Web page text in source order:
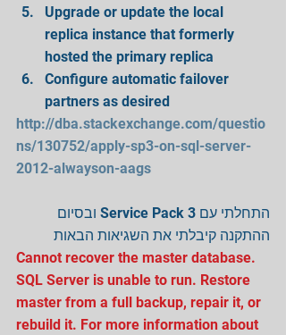
Upgrade or update the local
replica instance that formerly
hosted the primary replica
Configure automatic failover
partners as desired
http://dba.stackexchange.com/questio
ns/130752/apply-sp3-on-sql-server-
2012-alwayson-aags
התחלתי עם Service Pack 3 ובסיום
ההתקנה קיבלתי את השגיאות הבאות
Cannot recover the master database.
SQL Server is unable to run. Restore
master from a full backup, repair it, or
rebuild it. For more information about